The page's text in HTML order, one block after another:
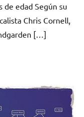
de edad Según su
Chris Cornell,
[…]